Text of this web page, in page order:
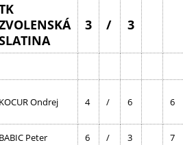
3 / 3
KOCUR Ondrej 4 / 6 6
BABIC Peter 6 / 3 7